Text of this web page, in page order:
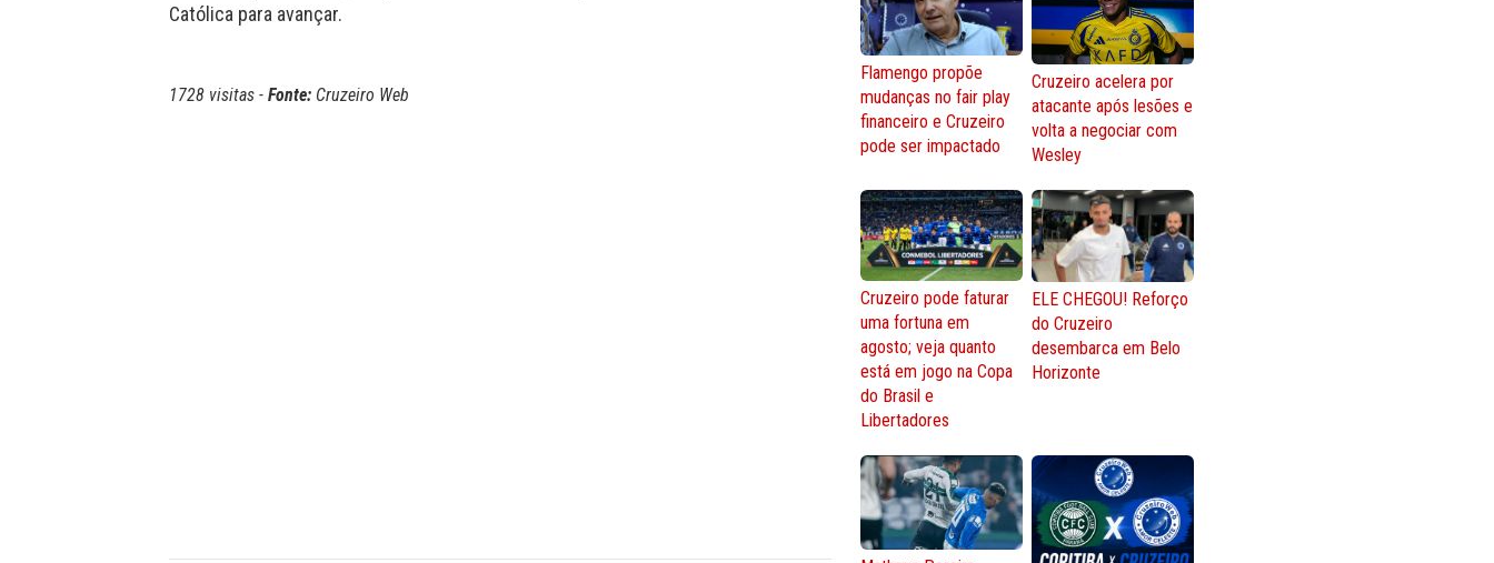
Católica para avançar.
1728 visitas - Fonte: Cruzeiro Web
Flamengo propõe
mudanças no fair play
financeiro e Cruzeiro
pode ser impactado
Cruzeiro acelera por
atacante após lesões e
volta a negociar com
Wesley
Cruzeiro pode faturar
uma fortuna em
agosto; veja quanto
está em jogo na Copa
do Brasil e
Libertadores
ELE CHEGOU! Reforço
do Cruzeiro
desembarca em Belo
Horizonte